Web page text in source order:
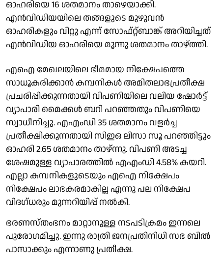
ഓഹരിയെ 16 ശതമാനം താഴെയാക്കി.
എന്‍വിഡിയയിലെ തങ്ങളുടെ മുഴുവന്‍
ഓഹരികളും വിറ്റു എന്ന് സോഫ്റ്റ്ബാങ്ക് അറിയിച്ചത്
എന്‍വിഡിയ ഓഹരിയെ മൂന്നു ശതമാനം താഴ്ത്തി.
എഐ മേഖലയിലെ ഭീമമായ നിക്ഷേപത്തെ
സാധൂകരിക്കാന്‍ കമ്പനികള്‍ അമിതലാഭപ്രതീക്ഷ
പ്രചരിപ്പിക്കുന്നതായി വിപണിയിലെ വലിയ ഷോര്‍ട്ട്
വ്യാപാരി മൈക്കള്‍ ബറി പറഞ്ഞതും വിപണിയെ
സ്വാധീനിച്ചു. എഎംഡി 35 ശതമാനം വളര്‍ച്ച
പ്രതീക്ഷിക്കുന്നതായി സിഇഒ ലിസാ സൂ പറഞ്ഞിട്ടും
ഓഹരി 2.65 ശതമാനം താഴ്ന്നു. വിപണി അടച്ച
ശേഷമുള്ള വ്യാപാരത്തില്‍ എഎംഡി 4.58% കയറി.
എല്ലാ കമ്പനികളുടെയും എഐ നിക്ഷേപം
നിക്ഷേപം ലാഭകരമാകില്ല എന്നു പല നിക്ഷേപ
വിദഗ്ധരും മുന്നറിയിപ്പ് നല്‍കി.
ഭരണസ്തംഭനം മാറ്റാനുള്ള നടപടിക്രമം ഇന്നലെ
പുരോഗമിച്ചു. ഇന്നു രാത്രി ജനപ്രതിനിധി സഭ ബില്‍
പാസാക്കും എന്നാണു പ്രതീക്ഷ.